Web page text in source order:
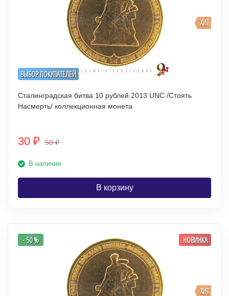
ВЫБОР ПОКУПАТЕЛЕЙ
ХИТ
Сталинградская битва 10 рублей 2013 UNC /Стоять
Насмерть/ коллекционная монета
30 ₽ 50₽
В наличии
В корзину
ХИТ
- 50 % НОВИНКА